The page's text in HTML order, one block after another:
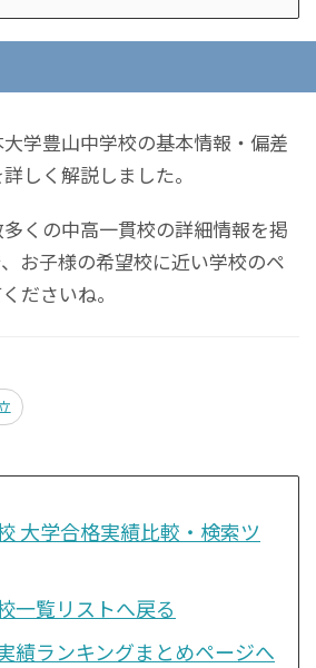
学豊山中学校の基本情報・偏差
しく解説しました。
くの中高一貫校の詳細情報を掲
お子様の希望校に近い学校のペ
ださいね。
大学合格実績比較・検索ツ
一覧リストへ戻る
績ランキングまとめページへ